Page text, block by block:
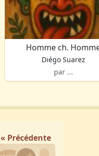
Homme ch.
Diégo Suarez
par ...
« Précédente